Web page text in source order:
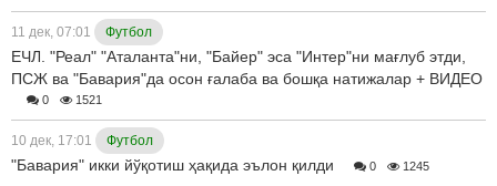
11 дек, 07:01 Футбол
ЕЧЛ. "Реал" "Аталанта"ни, "Байер" эса "Интер"ни мағлуб этди,
ПСЖ ва "Бавария"да осон ғалаба ва бошқа натижалар + ВИДЕО
0 1521
10 дек, 17:01 Футбол
"Бавария" икки йўқотиш ҳақида эълон қилди 0 1245